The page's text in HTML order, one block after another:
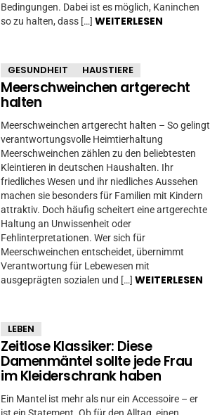
Bedingungen. Dabei ist es möglich, Kaninchen
so zu halten, dass […] WEITERLESEN
GESUNDHEIT HAUSTIERE
Meerschweinchen artgerecht
halten
Meerschweinchen artgerecht halten – So gelingt
verantwortungsvolle Heimtierhaltung
Meerschweinchen zählen zu den beliebtesten
Kleintieren in deutschen Haushalten. Ihr
friedliches Wesen und ihr niedliches Aussehen
machen sie besonders für Familien mit Kindern
attraktiv. Doch häufig scheitert eine artgerechte
Haltung an Unwissenheit oder
Fehlinterpretationen. Wer sich für
Meerschweinchen entscheidet, übernimmt
Verantwortung für Lebewesen mit
ausgeprägten sozialen und […] WEITERLESEN
LEBEN
Zeitlose Klassiker: Diese
Damenmäntel sollte jede Frau
im Kleiderschrank haben
Ein Mantel ist mehr als nur ein Accessoire – er